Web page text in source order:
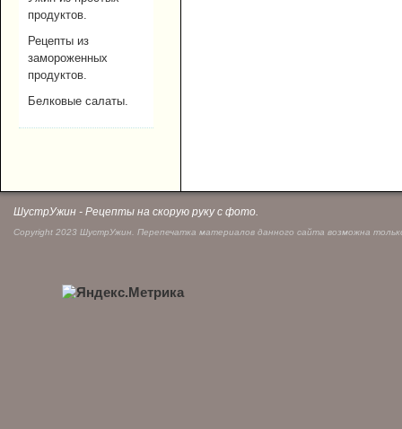
продуктов.
Рецепты из
замороженных
продуктов.
Белковые салаты.
ШустрУжин - Рецепты на скорую руку с фото.
Copyright 2023 ШустрУжин. Перепечатка материалов данного сайта возможна